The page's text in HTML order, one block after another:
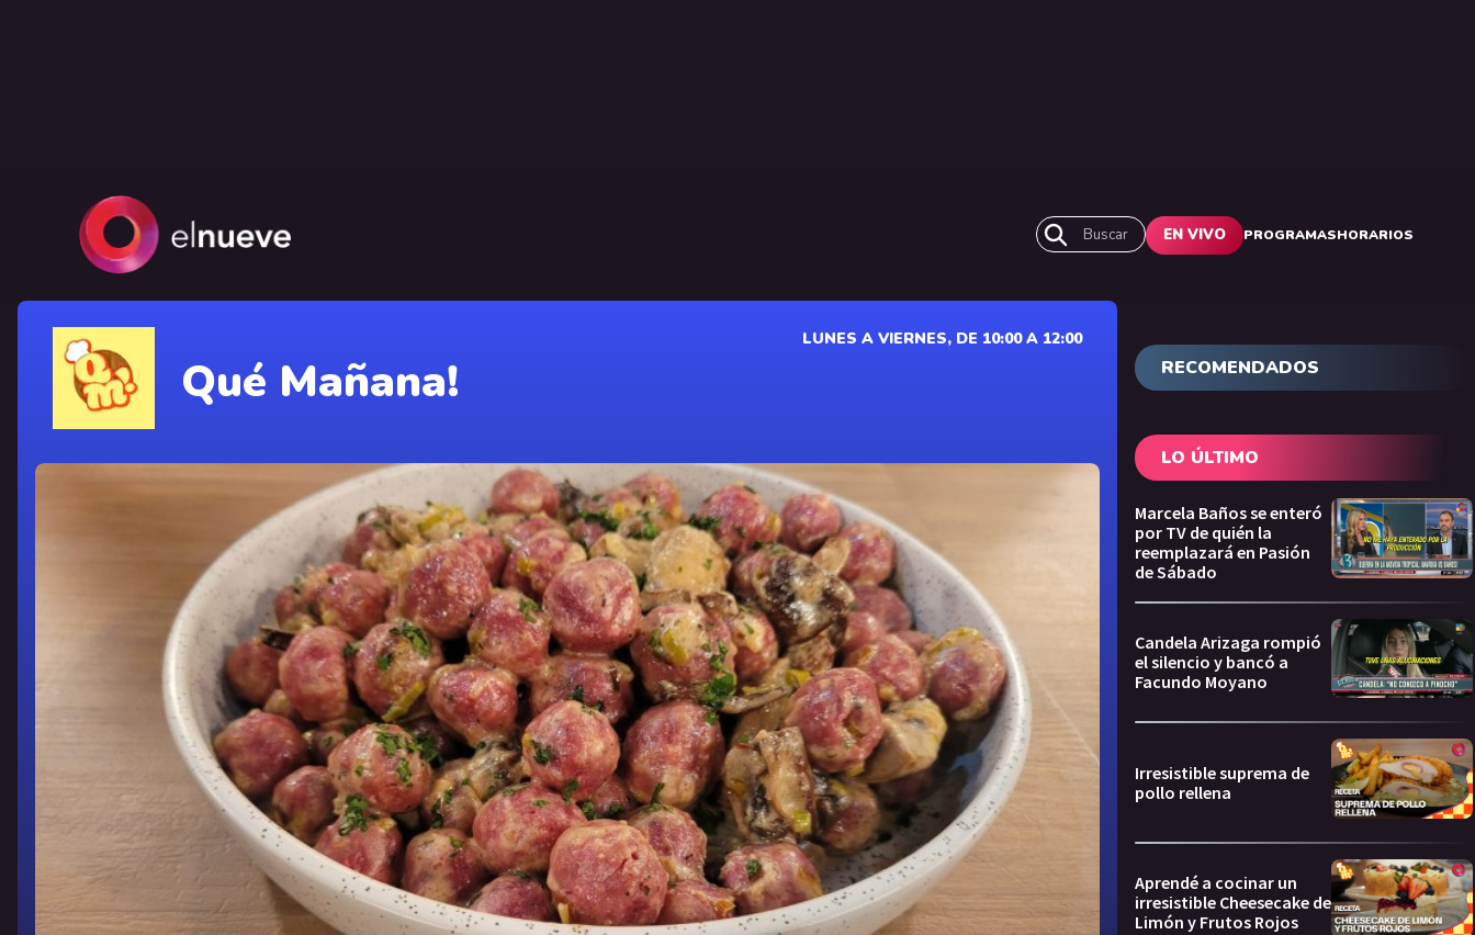
Buscar EN VIVO PROGRAMASHORARIOS
Qué Mañana!
LUNES A VIERNES, DE 10:00 A 12:00
RECOMENDADOS
LO ÚLTIMO
Marcela Baños se enteró
por TV de quién la
reemplazará en Pasión
de Sábado
Candela Arizaga rompió
el silencio y bancó a
Facundo Moyano
Irresistible suprema de
pollo rellena
Aprendé a cocinar un
irresistible Cheesecake de
Limón y Frutos Rojos